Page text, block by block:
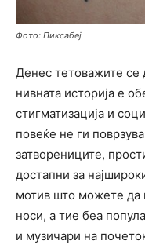
Фото: Пиксабеј
Денес тетоважите се
нивната историја е
стигматизација и
повеќе не ги
затворениците,
достапни за
мотив што можете да
носи, а тие беа
и музичари на